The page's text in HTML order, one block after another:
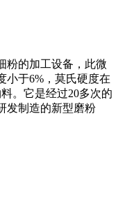
粉的加工设备，此微
小于6%，莫氏硬度在
。它是经过20多次的
发制造的新型磨粉